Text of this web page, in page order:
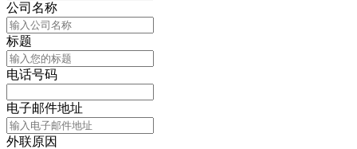
公司名称
标题
电话号码
电子邮件地址
外联原因